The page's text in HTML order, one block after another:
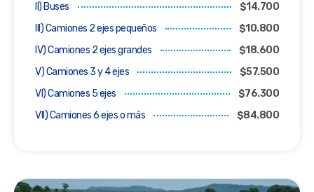
II) Buses
$14.700
III) Camiones 2 ejes pequeños
$10.800
IV) Camiones 2 ejes grandes
$18.600
V) Camiones 3 y 4 ejes
$57.500
VI) Camiones 5 ejes
$76.300
VII) Camiones 6 ejes o más
$84.800